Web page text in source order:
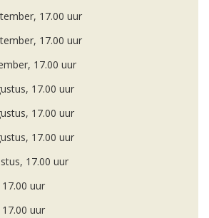
17.00 uur
17.00 uur
17.00 uur
17.00 uur
17.00 uur
17.00 uur
17.00 uur
uur
uur